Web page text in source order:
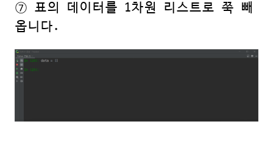
⑦ 표의 데이터를 1차원 리스트로 쭉 빼
옵니다.